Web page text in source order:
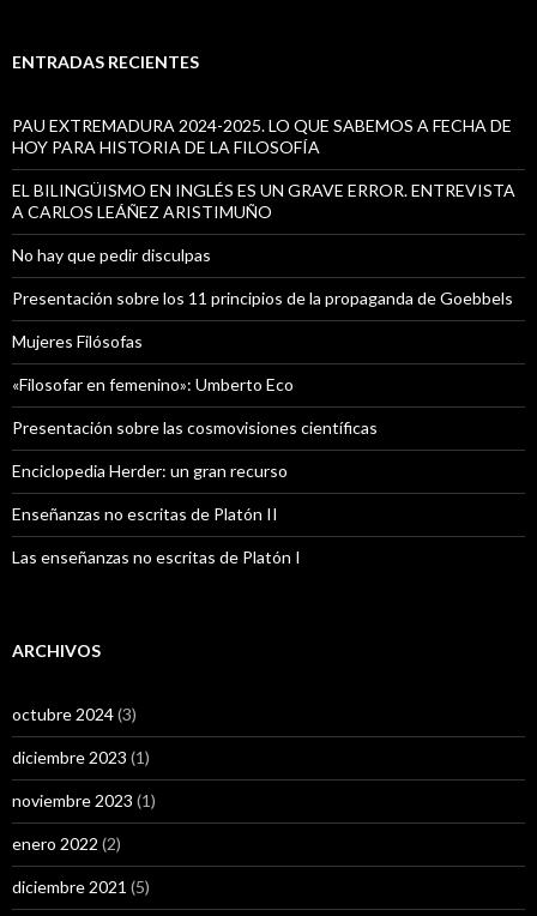
a
ENTRADAS RECIENTES
PAU EXTREMADURA 2024-2025. LO QUE SABEMOS A FECHA DE
HOY PARA HISTORIA DE LA FILOSOFÍA
EL BILINGÜISMO EN INGLÉS ES UN GRAVE ERROR. ENTREVISTA
A CARLOS LEÁÑEZ ARISTIMUÑO
No hay que pedir disculpas
Presentación sobre los 11 principios de la propaganda de Goebbels
Mujeres Filósofas
«Filosofar en femenino»: Umberto Eco
Presentación sobre las cosmovisiones científicas
Enciclopedia Herder: un gran recurso
Enseñanzas no escritas de Platón II
Las enseñanzas no escritas de Platón I
ARCHIVOS
octubre 2024(3)
diciembre 2023 (1)
noviembre 2023 (1)
enero 2022 (2)
diciembre 2021 (5)